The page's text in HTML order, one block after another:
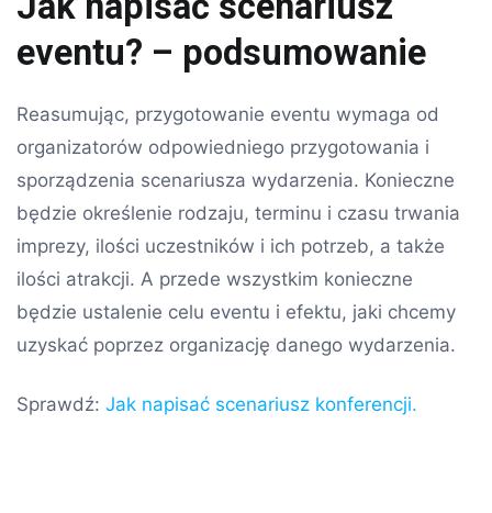
eventu? – podsumowanie
Reasumując, przygotowanie eventu wymaga od
organizatorów odpowiedniego przygotowania i
sporządzenia scenariusza wydarzenia. Konieczne
będzie określenie rodzaju, terminu i czasu trwania
imprezy, ilości uczestników i ich potrzeb, a także
ilości atrakcji. A przede wszystkim konieczne
będzie ustalenie celu eventu i efektu, jaki chcemy
uzyskać poprzez organizację danego wydarzenia.
Sprawdź: Jak napisać scenariusz konferencji.